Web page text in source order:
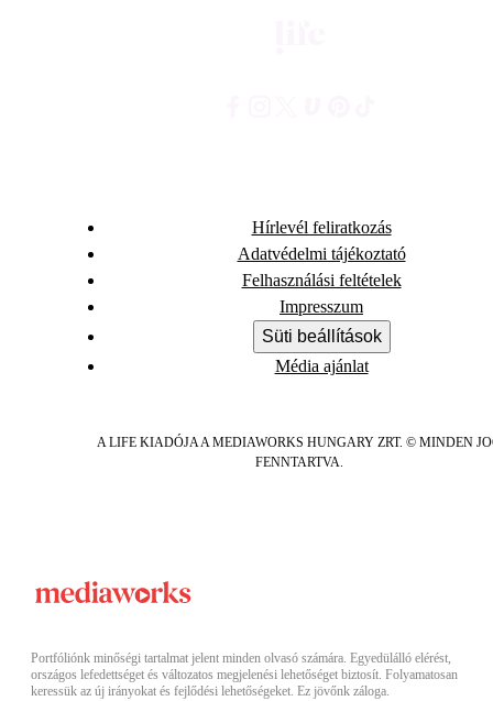
Hírlevél feliratkozás
Adatvédelmi tájékoztató
Felhasználási feltételek
Impresszum
Süti beállítások
Média ajánlat
A LIFE KIADÓJA A MEDIAWORKS HUNGARY ZRT. © MINDEN
FENNTARTVA.
Portfóliónk minőségi tartalmat jelent minden olvasó számára. Egyedülálló elérést,
országos lefedettséget és változatos megjelenési lehetőséget biztosít. Folyamatosan
keressük az új irányokat és fejlődési lehetőségeket. Ez jövőnk záloga.